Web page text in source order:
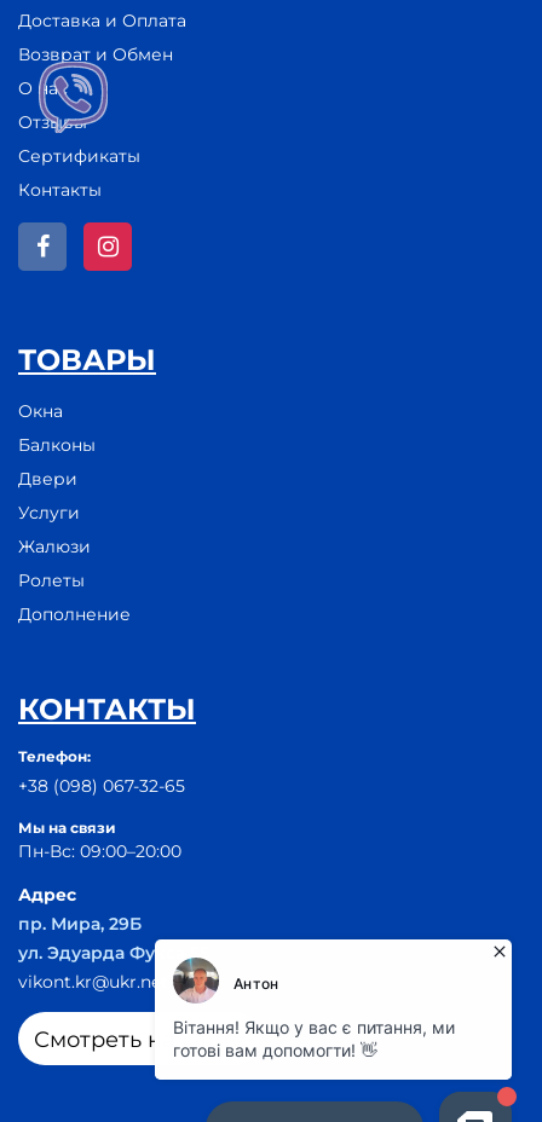
Доставка и Оплата
Возврат и Обмен
О нас
Отзывы
Сертификаты
Контакты
ТОВАРЫ
Окна
Балконы
Двери
Услуги
Жалюзи
Ролеты
Дополнение
КОНТАКТЫ
Телефон:
+38 (098) 067-32-65
Мы на связи
Пн-Вс: 09:00–20:00
Адрес
пр. Мира, 29Б
ул. Эдуарда Фукса 55
vikont.kr@ukr.net
Смотреть на карте